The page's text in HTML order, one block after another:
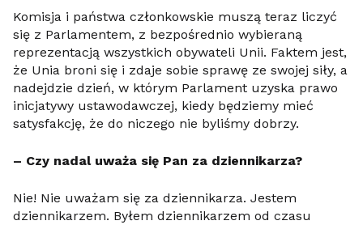
Komisja i państwa członkowskie muszą teraz liczyć
się z Parlamentem, z bezpośrednio wybieraną
reprezentacją wszystkich obywateli Unii. Faktem jest,
że Unia broni się i zdaje sobie sprawę ze swojej siły, a
nadejdzie dzień, w którym Parlament uzyska prawo
inicjatywy ustawodawczej, kiedy będziemy mieć
satysfakcję, że do niczego nie byliśmy dobrzy.
– Czy nadal uważa się Pan za dziennikarza?
Nie! Nie uważam się za dziennikarza. Jestem
dziennikarzem. Byłem dziennikarzem od czasu